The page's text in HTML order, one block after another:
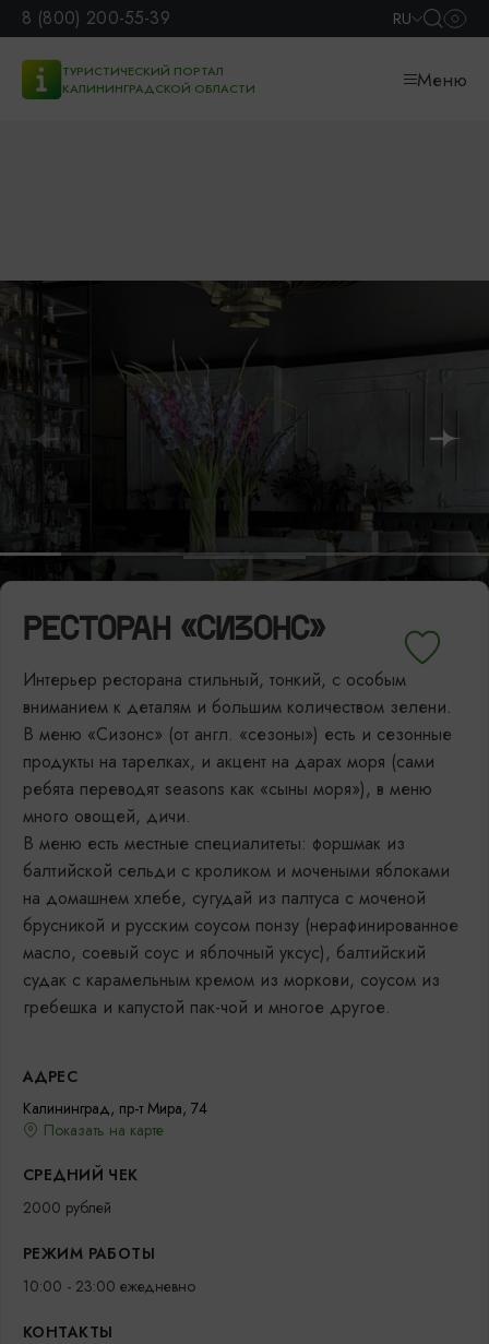
8 (800) 200-55-39 RU
ТУРИСТИЧЕСКИЙ ПОРТАЛ
КАЛИНИНГРАДСКОЙ ОБЛАСТИ
Меню
РЕСТОРАН «СИЗОНС»
Интерьер ресторана стильный, тонкий, с особым
вниманием к деталям и большим количеством зелени.
В меню «Сизонс» (от англ. «сезоны») есть и сезонные
продукты на тарелках, и акцент на дарах моря (сами
ребята переводят seasons как «сыны моря»), в меню
много овощей, дичи.
В меню есть местные специалитеты: форшмак из
балтийской сельди с кроликом и мочеными яблоками
на домашнем хлебе, сугудай из палтуса с моченой
брусникой и русским соусом понзу (нерафинированное
масло, соевый соус и яблочный уксус), балтийский
судак с карамельным кремом из моркови, соусом из
гребешка и капустой пак-чой и многое другое.
АДРЕС
Калининград, пр-т Мира, 74
Показать на карте
СРЕДНИЙ ЧЕК
2000 рублей
РЕЖИМ РАБОТЫ
10:00 - 23:00 ежедневно
КОНТАКТЫ